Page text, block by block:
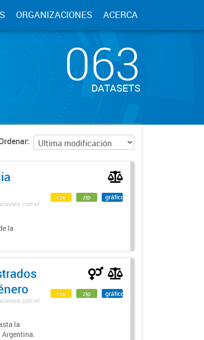
ORGANIZACIONES ACERCA
063
DATASETS
con el
la
csv zip gráfico
con el
la
Argentina.
csv zip gráfico